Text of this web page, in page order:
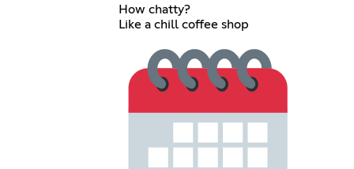
How chatty?
Like a chill coffee shop